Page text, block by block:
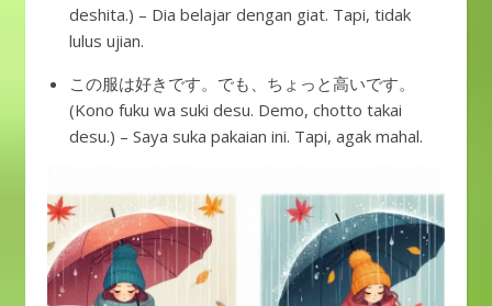
deshita.) – Dia belajar dengan giat. Tapi, tidak
lulus ujian.
この服は好きです。でも、ちょっと高いです。
(Kono fuku wa suki desu. Demo, chotto takai
desu.) – Saya suka pakaian ini. Tapi, agak mahal.